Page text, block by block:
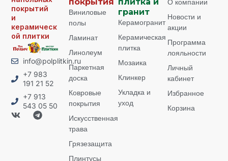
покрытий
и
керамическ
ой плитки
info@polplitkin.ru
+7 983
191 21 52
+7 913
543 05 50
Виниловые
полы
Ламинат
Линолеум
Паркетная
доска
Ковровые
покрытия
Искусственная
трава
Грязезащита
Плинтусы
гранит
Керамогранит
Керамическая
плитка
Мозаика
Клинкер
Укладка и
уход
О компании
Новости и
акции
Программа
лояльности
Личный
кабинет
Избранное
Корзина